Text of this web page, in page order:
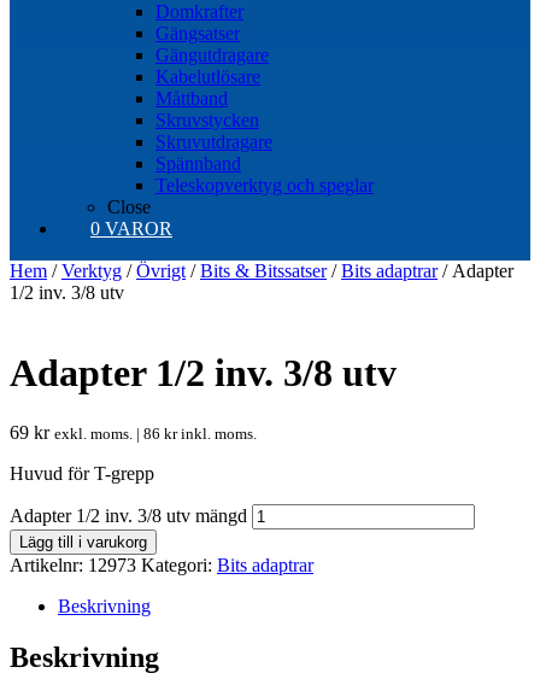
Domkrafter
Gängsatser
Gängutdragare
Kabelutlösare
Måttband
Skruvstycken
Skruvutdragare
Spännband
Teleskopverktyg och speglar
Close
0 VAROR
Hem /Verktyg /Övrigt /Bits & Bitssatser/Bits adaptrar/ Adapter
1/2 inv. 3/8 utv
Adapter 1/2 inv. 3/8 utv
69 kr exkl. moms. | 86 krinkl. moms.
Huvud för T-grepp
Adapter 1/2 inv. 3/8 utv mängd
Lägg till i varukorg
Artikelnr: 12973 Kategori: Bits adaptrar
Beskrivning
Beskrivning